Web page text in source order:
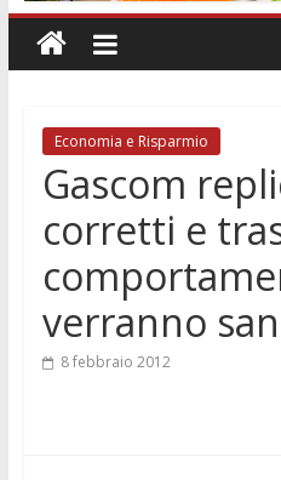
Malattie neurodegenerative,
Padova parte dall’infiammazione
Economia e Risparmio
Gascom
corretti e
verranno
8 febbraio 2012